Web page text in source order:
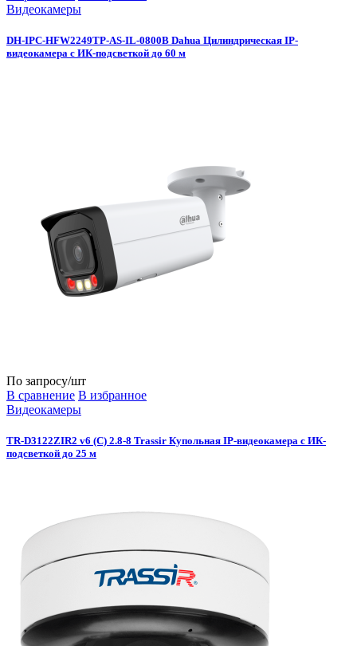
Видеокамеры
DH-IPC-HFW2249TP-AS-IL-0800B Dahua Цилиндрическая IP-
видеокамера с ИК-подсветкой до 60 м
По запросу/шт
В сравнение В избранное
Видеокамеры
TR-D3122ZIR2 v6 (C) 2.8-8 Trassir Купольная IP-видеокамера с ИК-
подсветкой до 25 м